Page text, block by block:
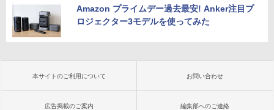
Amazon プライムデー過去最安! Anker注目プ
ロジェクター3モデルを使ってみた
本サイトのご利用について お問い合わせ
広告掲載のご案内 編集部へのご連絡